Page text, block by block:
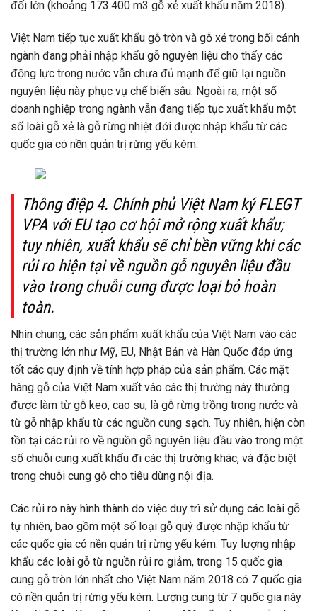
đối lớn (khoảng 173.400 m3 gỗ xẻ xuất khẩu năm 2018).
Việt Nam tiếp tục xuất khẩu gỗ tròn và gỗ xẻ trong bối cảnh
ngành đang phải nhập khẩu gỗ nguyên liệu cho thấy các
động lực trong nước vẫn chưa đủ mạnh để giữ lại nguồn
nguyên liệu này phục vụ chế biến sâu. Ngoài ra, một số
doanh nghiệp trong ngành vẫn đang tiếp tục xuất khẩu một
số loài gỗ xẻ là gỗ rừng nhiệt đới được nhập khẩu từ các
quốc gia có nền quản trị rừng yếu kém.
Thông điệp 4. Chính phủ Việt Nam ký FLEGT
VPA với EU tạo cơ hội mở rộng xuất khẩu;
tuy nhiên, xuất khẩu sẽ chỉ bền vững khi các
rủi ro hiện tại về nguồn gỗ nguyên liệu đầu
vào trong chuỗi cung được loại bỏ hoàn
toàn.
Nhìn chung, các sản phẩm xuất khẩu của Việt Nam vào các
thị trường lớn như Mỹ, EU, Nhật Bản và Hàn Quốc đáp ứng
tốt các quy định về tính hợp pháp của sản phẩm. Các mặt
hàng gỗ của Việt Nam xuất vào các thị trường này thường
được làm từ gỗ keo, cao su, là gỗ rừng trồng trong nước và
từ gỗ nhập khẩu từ các nguồn cung sạch. Tuy nhiên, hiện còn
tồn tại các rủi ro về nguồn gỗ nguyên liệu đầu vào trong một
số chuỗi cung xuất khẩu đi các thị trường khác, và đặc biệt
trong chuỗi cung gỗ cho tiêu dùng nội địa.
Các rủi ro này hình thành do việc duy trì sử dụng các loài gỗ
tự nhiên, bao gồm một số loại gỗ quý được nhập khẩu từ
các quốc gia có nền quản trị rừng yếu kém. Tuy lượng nhập
khẩu các loài gỗ từ nguồn rủi ro giảm, trong 15 quốc gia
cung gỗ tròn lớn nhất cho Việt Nam năm 2018 có 7 quốc gia
có nền quản trị rừng yếu kém. Lượng cung từ 7 quốc gia này